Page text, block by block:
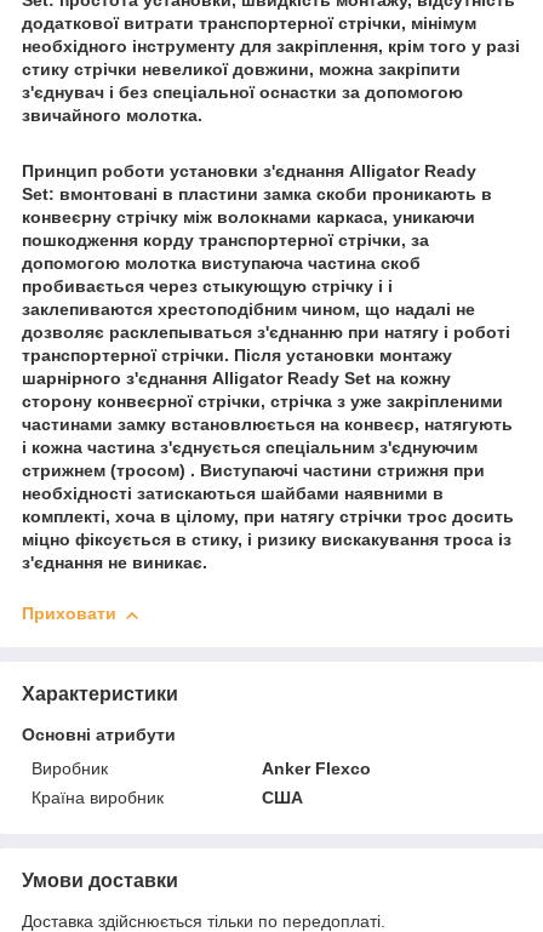
додаткової витрати транспортерної стрічки, мінімум
необхідного інструменту для закріплення, крім того у разі
стику стрічки невеликої довжини, можна закріпити
з'єднувач і без спеціальної оснастки за допомогою
звичайного молотка.
Принцип роботи установки з'єднання Alligator Ready
Set: вмонтовані в пластини замка скоби проникають в
конвеєрну стрічку між волокнами каркаса, уникаючи
пошкодження корду транспортерної стрічки, за
допомогою молотка виступаюча частина скоб
пробивається через стыкующую стрічку і і
заклепиваются хрестоподібним чином, що надалі не
дозволяє расклепываться з'єднанню при натягу і роботі
транспортерної стрічки. Після установки монтажу
шарнірного з'єднання Alligator Ready Set на кожну
сторону конвеєрної стрічки, стрічка з уже закріпленими
частинами замку встановлюється на конвеєр, натягують
і кожна частина з'єднується спеціальним з'єднуючим
стрижнем (тросом) . Виступаючі частини стрижня при
необхідності затискаються шайбами наявними в
комплекті, хоча в цілому, при натягу стрічки трос досить
міцно фіксується в стику, і ризику вискакування троса із
з'єднання не виникає.
Приховати
Характеристики
Основні атрибути
Виробник
Anker Flexco
Країна виробник
США
Умови доставки
Доставка здійснюється тільки по передоплаті.